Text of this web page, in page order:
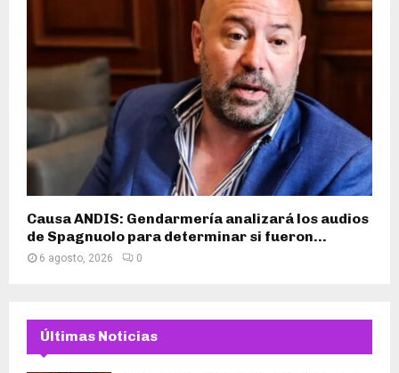
Causa ANDIS: Gendarmería analizará los audios
de Spagnuolo para determinar si fueron...
6 agosto, 2026 0
Últimas Noticias